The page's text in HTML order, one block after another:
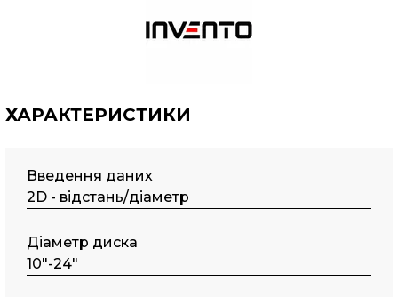
ХАРАКТЕРИСТИКИ
Введення даних
2D - відстань/діаметр
Діаметр диска
10"-24"